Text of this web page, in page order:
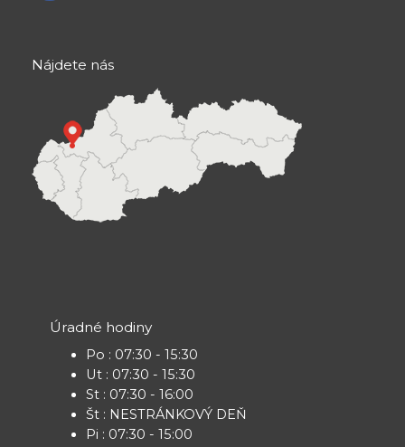
Nájdete nás
Úradné hodiny
Po : 07:30 - 15:30
Ut : 07:30 - 15:30
St : 07:30 - 16:00
Št : NESTRÁNKOVÝ DEŇ
Pi : 07:30 - 15:00